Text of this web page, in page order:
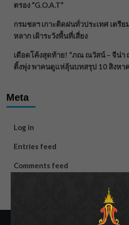
ตรอง “G.O.A.T”
กรมชลฯ เกาะติดฝนทั่วประเทศ เตรี
หลาก เฝ้าระวังพื้นที่เสี่ยง
เดือดโค้งสุดท้าย! “ภณ ณวัสน์ – จีน่า ญี
ติ้งพุ่ง พาคนดูแห่ลุ้นบทสรุป 10 สิงหา
Meta
Log in
Entries feed
Comments feed